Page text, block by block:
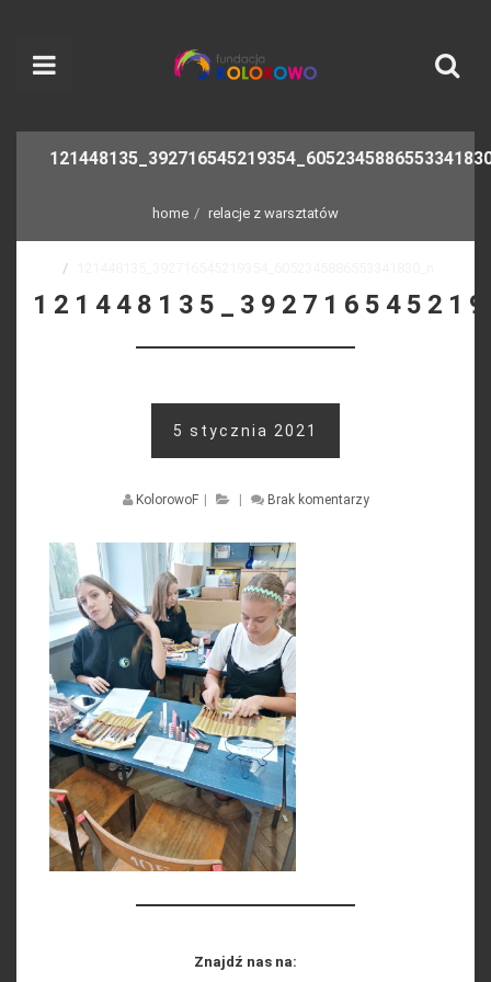
home relacje z warsztatów
5 stycznia 2021
KolorowoF Brak komentarzy
Znajdź nas na: